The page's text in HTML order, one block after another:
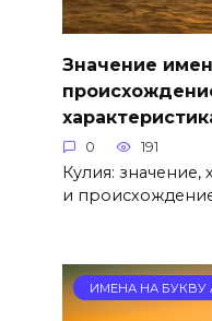
Значение
0 191
Кулия: значение,
и
ИМЕНА НА БУКВУ